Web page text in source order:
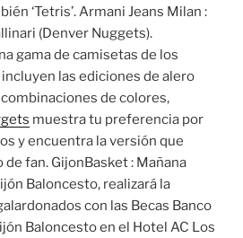
‘Tetris’. Armani Jeans Milan :
(Denver Nuggets).
gama de camisetas de los
las ediciones de alero
de colores,
muestra tu preferencia por
y encuentra la versión que
fan. GijonBasket : Mañana
Baloncesto, realizará la
con las Becas Banco
Baloncesto en el Hotel AC Los